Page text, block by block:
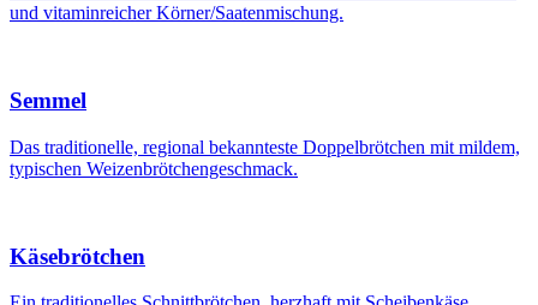
und vitaminreicher Körner/Saatenmischung.
Semmel
Das traditionelle, regional bekannteste Doppelbrötchen mit mildem,
typischen Weizenbrötchengeschmack.
Käsebrötchen